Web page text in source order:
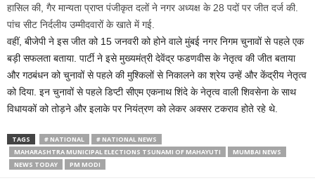
हासिल की, गैर मान्यता प्राप्त पंजीकृत दलों ने नगर अध्यक्ष के 28 पदों पर जीत दर्ज की.
पांच सीट निर्दलीय उम्मीदवारों के खाते में गई.
वहीं, बीजेपी ने इस जीत को 15 जनवरी को होने वाले मुंबई नगर निगम चुनावों से पहले एक
बड़ी सफलता बताया. पार्टी ने इसे मुख्यमंत्री देवेंद्र फडणवीस के नेतृत्व की जीत बताया
और गठबंधन को चुनावों से पहले की मुश्किलों से निकालने का श्रेय उन्हें और केंद्रीय नेतृत्व
को दिया. इन चुनावों से पहले डिप्टी सीएम एकनाथ शिंदे के नेतृत्व वाली शिवसेना के साथ
विधायकों को तोड़ने और इलाके पर नियंत्रण को लेकर अक्सर टकराव होते रहे थे.
TAGS # NATIONAL
# NATIONAL NEWS
MAHARASHTRA MUNICIPAL ELECTIONS TSUNAMI OF MAHAYUTI
MUMBAI NEWS
NEWS TODAY
PM MODI